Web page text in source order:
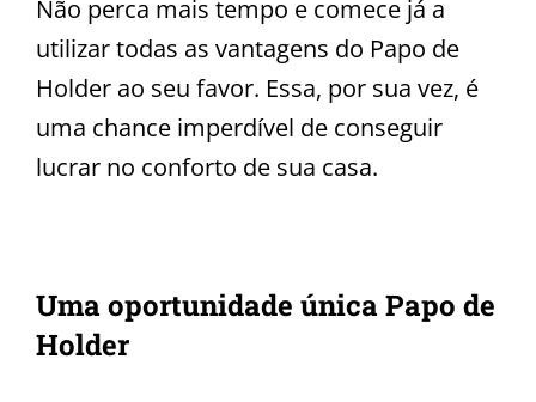
Não perca mais tempo e comece já a
utilizar todas as vantagens do Papo de
Holder ao seu favor. Essa, por sua vez, é
uma chance imperdível de conseguir
lucrar no conforto de sua casa.
Uma oportunidade única Papo de
Holder